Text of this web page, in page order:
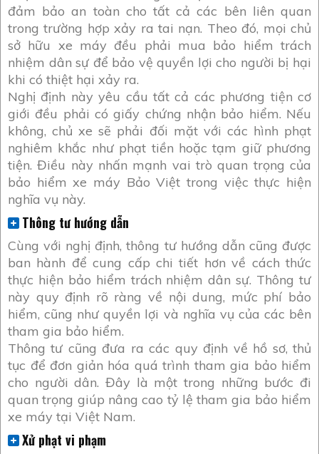
đảm bảo an toàn cho tất cả các bên liên quan
trong trường hợp xảy ra tai nạn. Theo đó, mọi chủ
sở hữu xe máy đều phải mua bảo hiểm trách
nhiệm dân sự để bảo vệ quyền lợi cho người bị hại
khi có thiệt hại xảy ra.
Nghị định này yêu cầu tất cả các phương tiện cơ
giới đều phải có giấy chứng nhận bảo hiểm. Nếu
không, chủ xe sẽ phải đối mặt với các hình phạt
nghiêm khắc như phạt tiền hoặc tạm giữ phương
tiện. Điều này nhấn mạnh vai trò quan trọng của
bảo hiểm xe máy Bảo Việt trong việc thực hiện
nghĩa vụ này.
Thông tư hướng dẫn
Cùng với nghị định, thông tư hướng dẫn cũng được
ban hành để cung cấp chi tiết hơn về cách thức
thực hiện bảo hiểm trách nhiệm dân sự. Thông tư
này quy định rõ ràng về nội dung, mức phí bảo
hiểm, cũng như quyền lợi và nghĩa vụ của các bên
tham gia bảo hiểm.
Thông tư cũng đưa ra các quy định về hồ sơ, thủ
tục để đơn giản hóa quá trình tham gia bảo hiểm
cho người dân. Đây là một trong những bước đi
quan trọng giúp nâng cao tỷ lệ tham gia bảo hiểm
xe máy tại Việt Nam.
Xử phạt vi phạm